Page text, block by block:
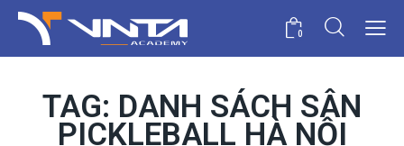
0
TAG: DANH SÁCH SÂN
PICKLEBALL HÀ NỘI